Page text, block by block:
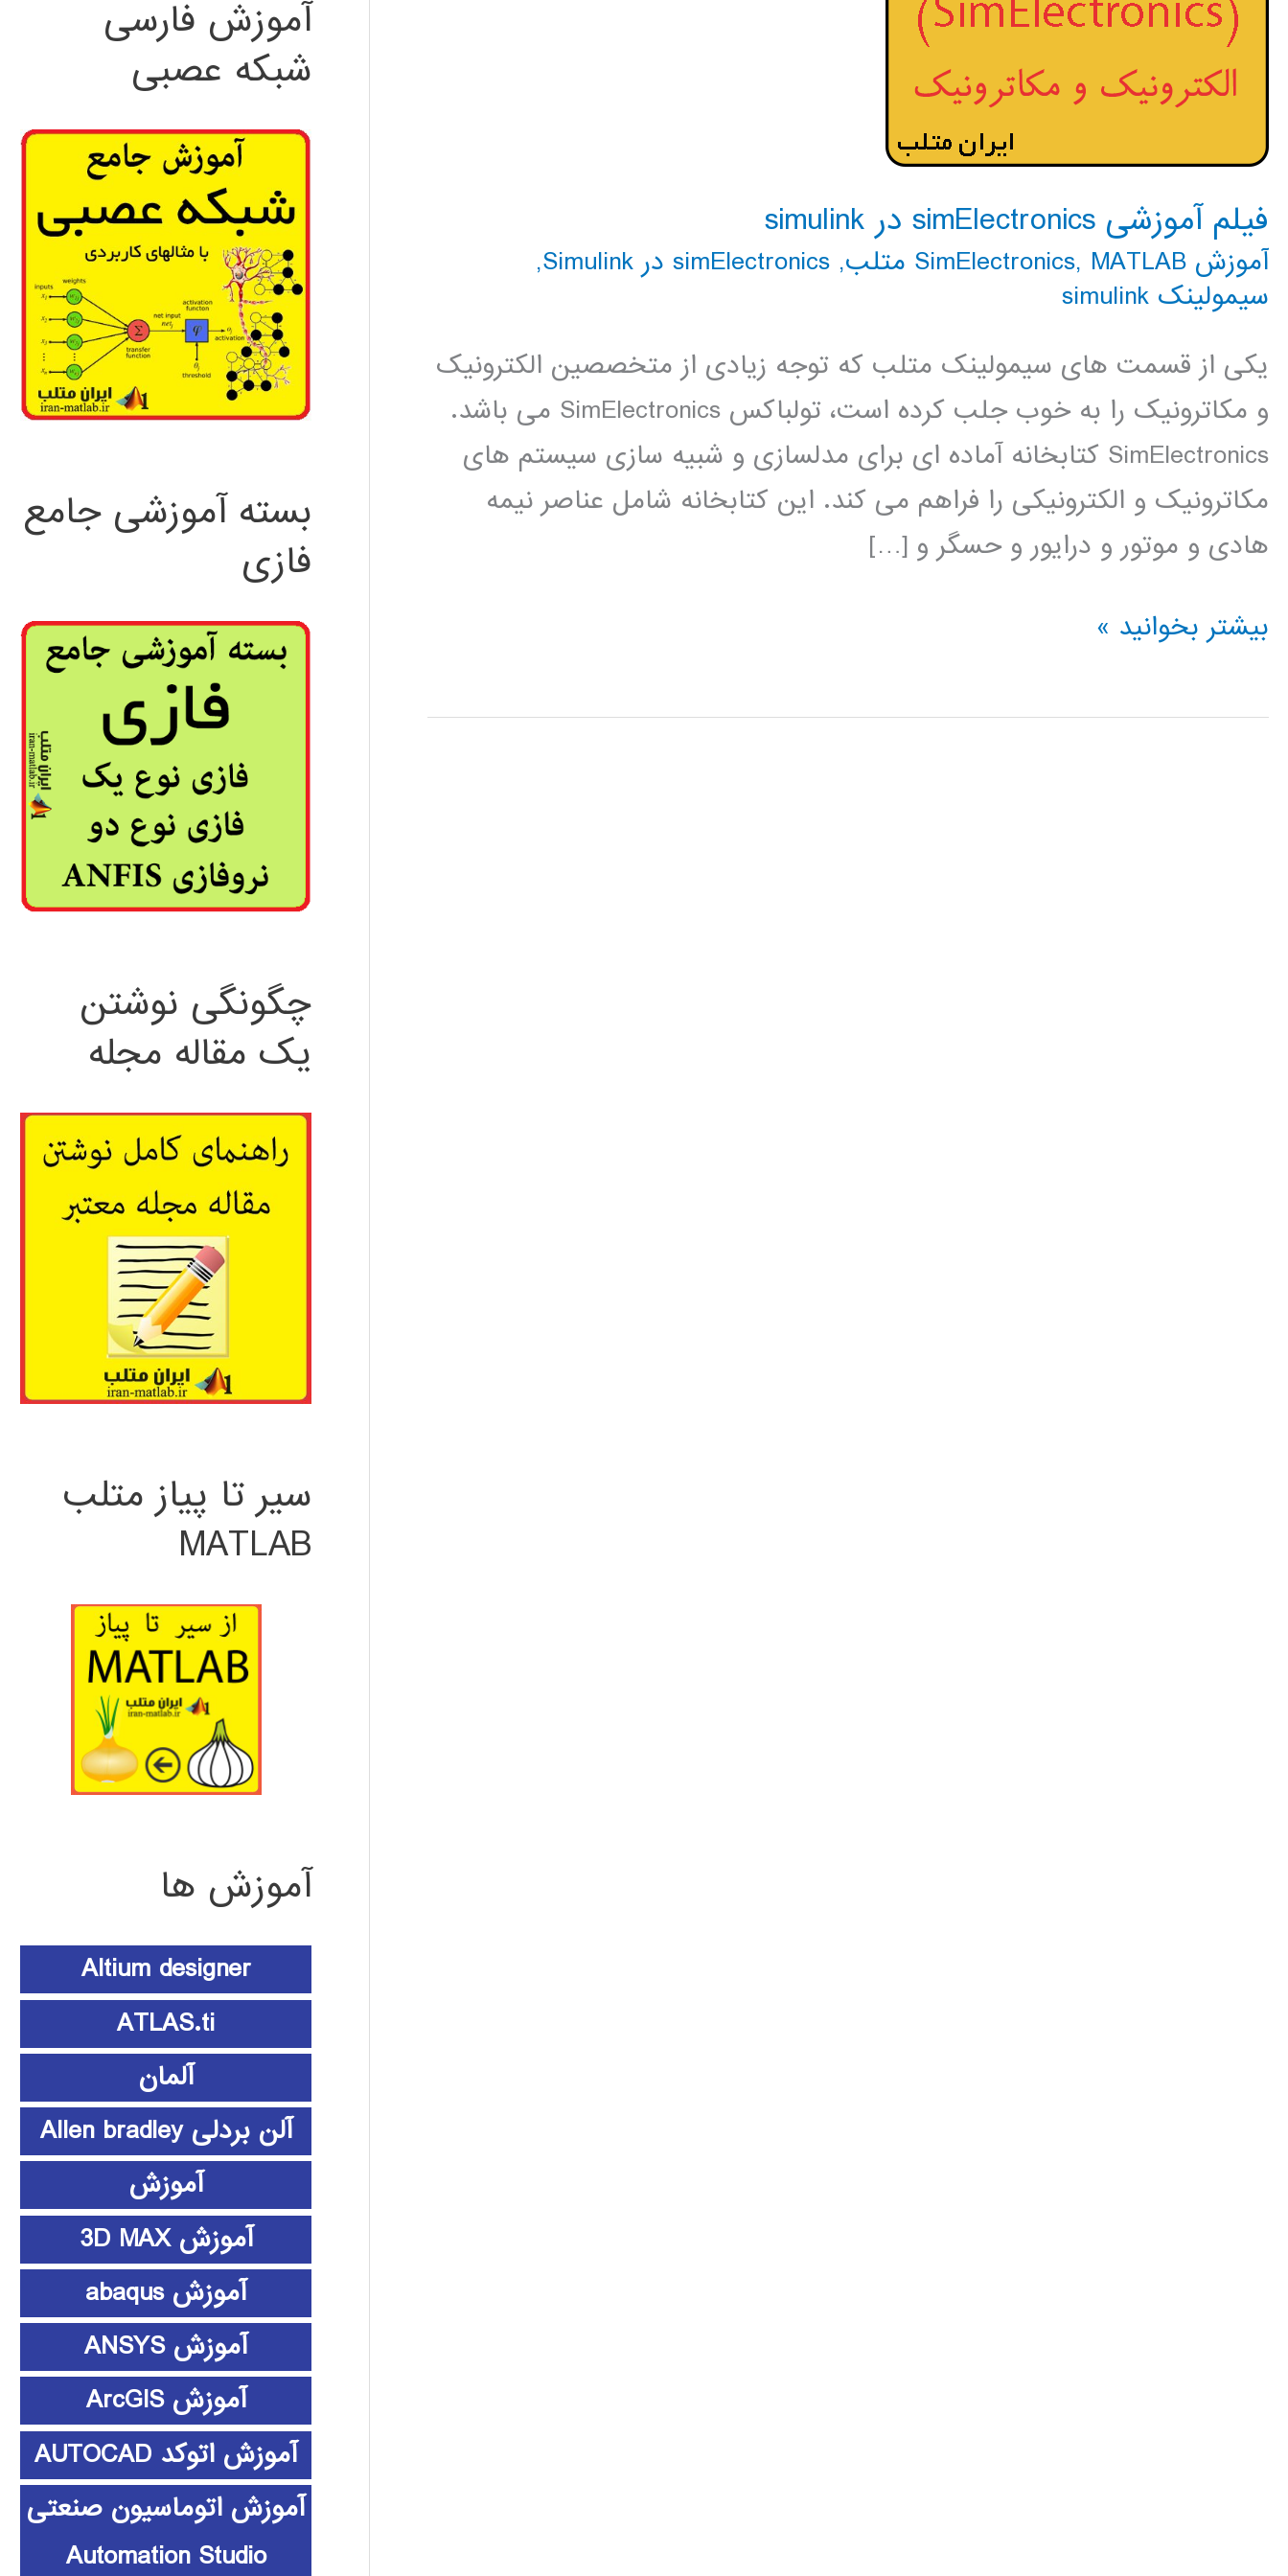
فیلم آموزشی simElectronics در simulink
آموزش SimElectronics , MATLAB متلب , simElectronics در Simulink
,
سیمولینک simulink
یکی از قسمت های سیمولینک متلب که توجه زیادی از متخصصین الکترونیک
و مکاترونیک را به خوب جلب کرده است، تولباکس SimElectronics می باشد.
SimElectronics کتابخانه آماده ای برای مدلسازی و شبیه سازی سیستم های
مکاترونیک و الکترونیکی را فراهم می کند. این کتابخانه شامل عناصر نیمه
هادی و موتور و درایور و حسگر و […]
فیلم
simElectronics
بیشتر بخوانید »
آموزش فارسی
شبکه عصبی
بسته آموزشی جامع
فازی
چگونگی نوشتن
یک مقاله مجله
سیر تا پیاز متلب
MATLAB
آموزش ها
Altium designer
ATLAS.ti
آلمان
آلن بردلی Allen bradley
آموزش
آموزش 3D MAX
آموزش abaqus
آموزش ANSYS
آموزش ArcGIS
آموزش اتوکد AUTOCAD
آموزش اتوماسیون صنعتی
Automation Studio